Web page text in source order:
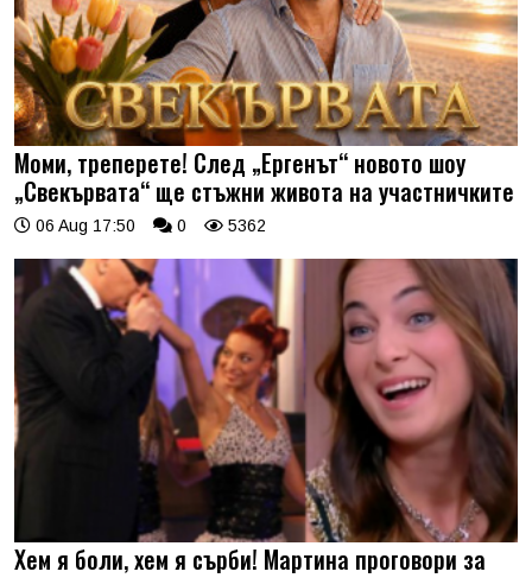
Моми, треперете! След „Ергенът“ новото шоу
„Свекървата“ ще стъжни живота на участничките
06 Aug 17:50 0 5362
Хем я боли, хем я сърби! Мартина проговори за